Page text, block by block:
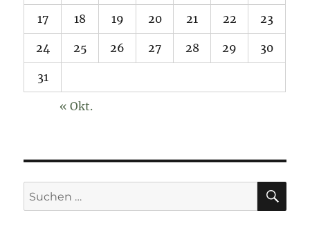
17 18 19 20 21 22 23
24 25 26 27 28 29 30
31
« Okt.
Suchen
nach: